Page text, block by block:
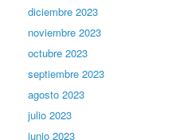
diciembre 2023
noviembre 2023
octubre 2023
septiembre 2023
agosto 2023
julio 2023
junio 2023